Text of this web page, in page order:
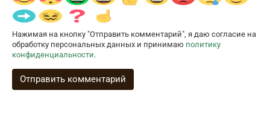
Нажимая на кнопку "Отправить комментарий", я даю согласие на
обработку персональных данных и принимаю политику
конфиденциальности.